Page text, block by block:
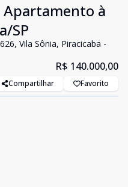
Apartamento à
SP
Vila Sônia, Piracicaba -
R$ 140.000,00
Compartilhar Favorito